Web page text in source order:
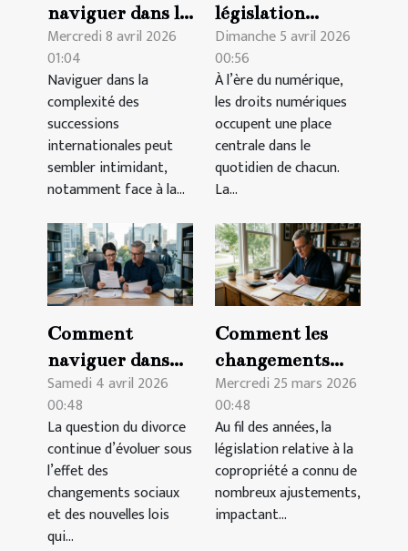
naviguer dans la
complexité des
successions
internationales
?
Mercredi 8 avril 2026
01:04
Naviguer dans la
complexité des
successions
internationales peut
sembler intimidant,
notamment face à la...
législation
influence-t-elle
l'évolution des
droits
numériques ?
Dimanche 5 avril 2026
00:56
À l’ère du numérique,
les droits numériques
occupent une place
centrale dans le
quotidien de chacun.
La...
Comment
naviguer dans
les nouvelles
régulations de
divorce en 2026
?
Samedi 4 avril 2026
00:48
La question du divorce
continue d’évoluer sous
l’effet des
changements sociaux
et des nouvelles lois
qui...
Comment les
changements
récents
affectent-ils vos
droits en
copropriété?
Mercredi 25 mars 2026
00:48
Au fil des années, la
législation relative à la
copropriété a connu de
nombreux ajustements,
impactant...